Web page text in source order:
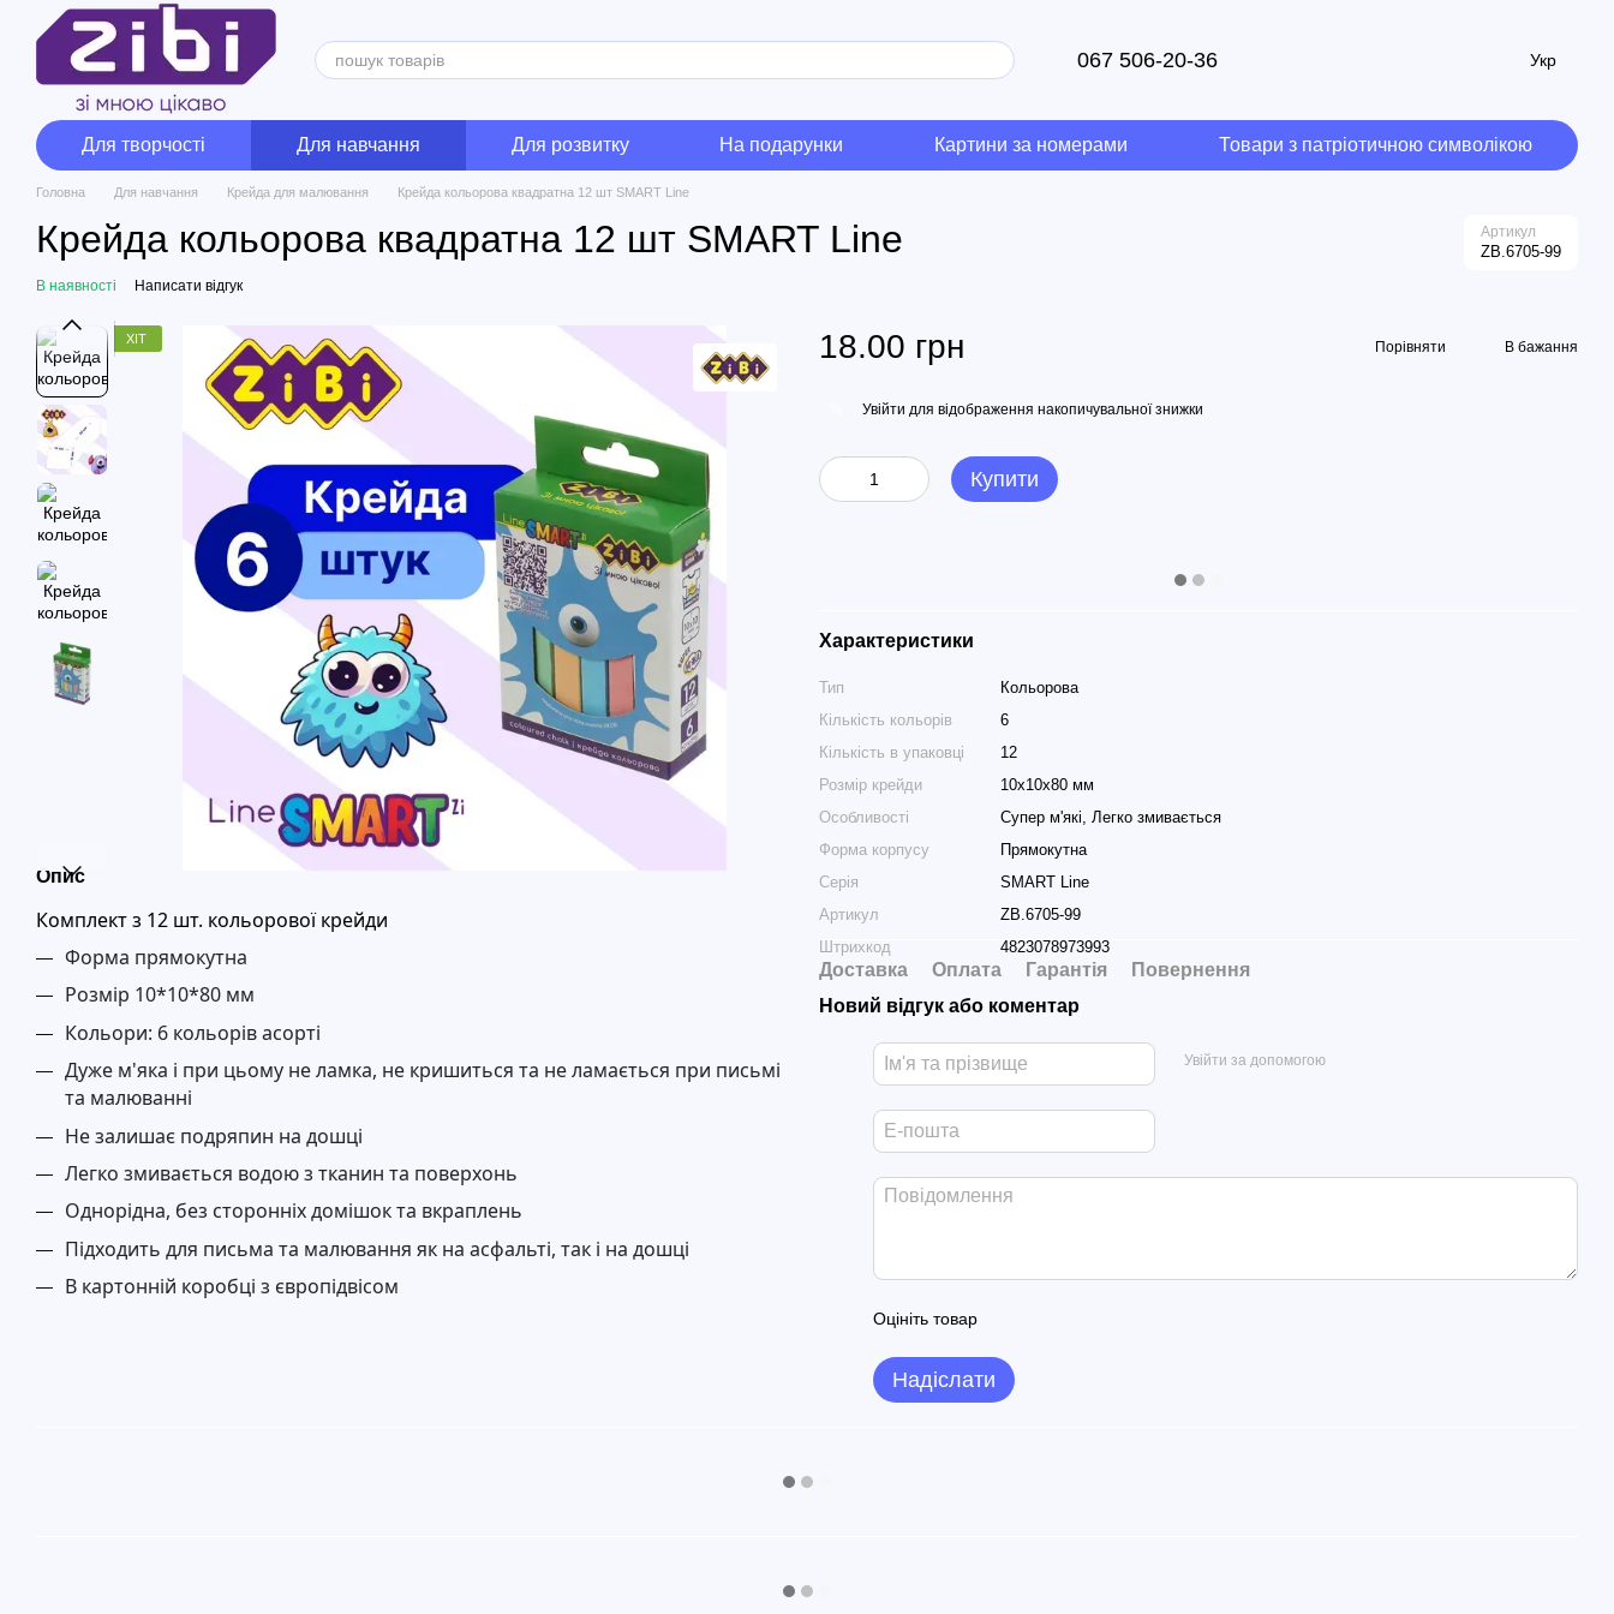
Перейти до основного контенту
067 506-20-36 Укр
Для творчості Для навчання Для розвитку На подарунки Картини за номерами Товари з патріотичною символікою
Головна Для навчання Крейда для малювання Крейда кольорова квадратна 12 шт SMART Line
Крейда кольорова квадратна 12 шт SMART Line Артикул
ZB.6705-99
В наявності Написати відгук
ХІТ
Опис
Комплект з 12 шт. кольорової крейди
Форма прямокутна
Розмір 10*10*80 мм
Кольори: 6 кольорів асорті
Дуже м'яка і при цьому не ламка, не кришиться та не ламається при письмі
та малюванні
Не залишає подряпин на дошці
Легко змивається водою з тканин та поверхонь
Однорідна, без сторонніх домішок та вкраплень
Підходить для письма та малювання як на асфальті, так і на дошці
В картонній коробці з європідвісом
18.00 грн Порівняти В бажання
Увійти для відображення накопичувальної знижки
Купити
Характеристики
Тип
Кольорова
Кількість кольорів
6
Кількість в упаковці
12
Розмір крейди
10х10х80 мм
Особливості
Супер м'які, Легко змивається
Форма корпусу
Прямокутна
Серія
SMART Line
Артикул
ZB.6705-99
Штрихкод
4823078973993
Доставка Оплата Гарантія
Повернення
Новий відгук або коментар
Увійти за допомогою
Оцініть товар
Надіслати